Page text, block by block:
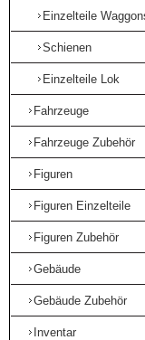
Einzelteile
Schienen
Einzelteile Lok
Fahrzeuge
Fahrzeuge Zubehör
Figuren
Figuren Einzelteile
Figuren Zubehör
Gebäude
Gebäude Zubehör
Inventar